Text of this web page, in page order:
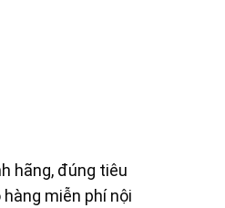
hãng, đúng tiêu
miễn phí nội